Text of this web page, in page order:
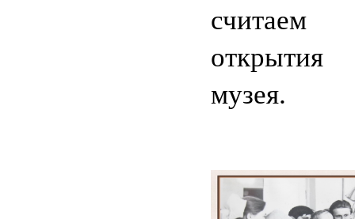
музея.